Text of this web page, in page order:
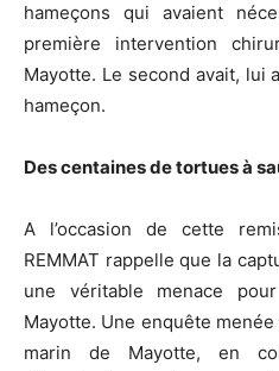
hameçons qui avaient
première intervention
Mayotte. Le second avait, lui
hameçon.
Des centaines de tortues à
A l’occasion de cette
REMMAT rappelle que la
une véritable menace
Mayotte. Une enquête
marin de Mayotte, en